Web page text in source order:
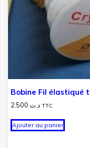
Bobine Fil élastiqué
د.ت TTC
Ajouter au panier